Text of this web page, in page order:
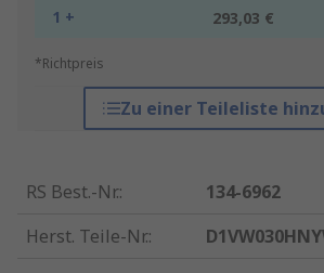
1 + 293,03 €
*Richtpreis
Zu einer Teileliste
RS Best.-Nr.:
134-6962
Herst. Teile-Nr.: